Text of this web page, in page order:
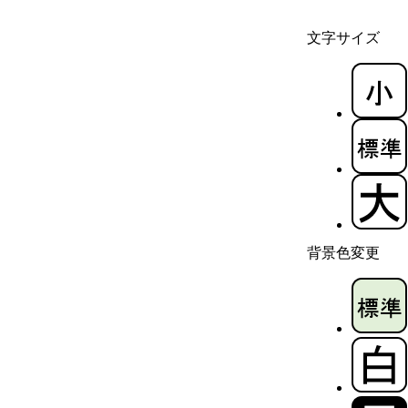
文字サイズ
背景色変更